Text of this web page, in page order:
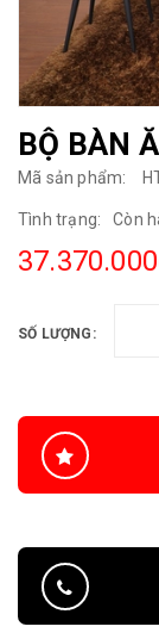
BỘ BÀN
Mã sản phẩm:
Tình trạng: Còn
SỐ LƯỢNG: